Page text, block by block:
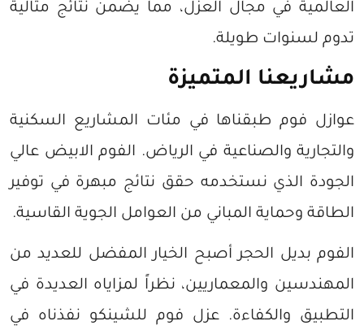
العالمية في مجال العزل، مما يضمن نتائج مثالية
تدوم لسنوات طويلة.
مشاريعنا المتميزة
عوازل فوم طبقناها في مئات المشاريع السكنية
والتجارية والصناعية في الرياض. الفوم الابيض عالي
الجودة الذي نستخدمه حقق نتائج مبهرة في توفير
الطاقة وحماية المباني من العوامل الجوية القاسية.
الفوم بديل الحجر أصبح الخيار المفضل للعديد من
المهندسين والمعماريين، نظراً لمزاياه العديدة في
التطبيق والكفاءة. عزل فوم للشينكو نفذناه في